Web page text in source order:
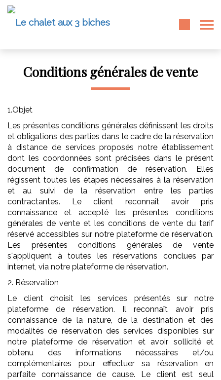
Conditions générales de vente
1.Objet
Les présentes conditions générales définissent les droits
et obligations des parties dans le cadre de la réservation
à distance de services proposés notre établissement
dont les coordonnées sont précisées dans le présent
document de confirmation de réservation. Elles
régissent toutes les étapes nécessaires à la réservation
et au suivi de la réservation entre les parties
contractantes. Le client reconnaît avoir pris
connaissance et accepté les présentes conditions
générales de vente et les conditions de vente du tarif
réservé accessibles sur notre plateforme de réservation.
Les présentes conditions générales de vente
s'appliquent à toutes les réservations conclues par
internet, via notre plateforme de réservation.
2. Réservation
Le client choisit les services présentés sur notre
plateforme de réservation. Il reconnaît avoir pris
connaissance de la nature, de la destination et des
modalités de réservation des services disponibles sur
notre plateforme de réservation et avoir sollicité et
obtenu des informations nécessaires et/ou
complémentaires pour effectuer sa réservation en
parfaite connaissance de cause. Le client est seul